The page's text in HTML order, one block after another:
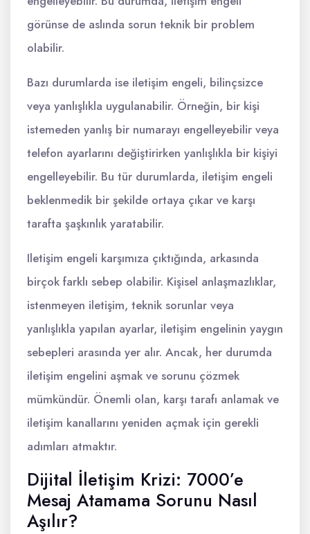
görünse de aslında sorun teknik bir problem
olabilir.
Bazı durumlarda ise iletişim engeli, bilinçsizce
veya yanlışlıkla uygulanabilir. Örneğin, bir kişi
istemeden yanlış bir numarayı engelleyebilir veya
telefon ayarlarını değiştirirken yanlışlıkla bir kişiyi
engelleyebilir. Bu tür durumlarda, iletişim engeli
beklenmedik bir şekilde ortaya çıkar ve karşı
tarafta şaşkınlık yaratabilir.
Iletişim engeli karşımıza çıktığında, arkasında
birçok farklı sebep olabilir. Kişisel anlaşmazlıklar,
istenmeyen iletişim, teknik sorunlar veya
yanlışlıkla yapılan ayarlar, iletişim engelinin yaygın
sebepleri arasında yer alır. Ancak, her durumda
iletişim engelini aşmak ve sorunu çözmek
mümkündür. Önemli olan, karşı tarafı anlamak ve
iletişim kanallarını yeniden açmak için gerekli
adımları atmaktır.
Dijital İletişim Krizi: 7000’e
Mesaj Atamama Sorunu Nasıl
Aşılır?